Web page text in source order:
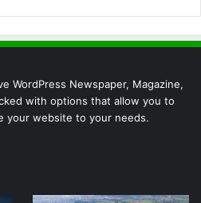
WordPress Newspaper, Magazine,
with options that allow you to
your website to your needs.